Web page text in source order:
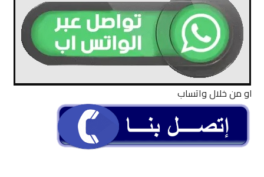
او من خلال واتساب